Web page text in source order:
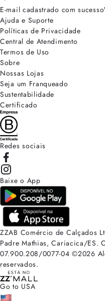
E-mail cadastrado com sucesso
Ajuda e Suporte
Políticas de Privacidade
Central de Atendimento
Termos de Uso
Sobre
Nossas Lojas
Seja um Franqueado
Sustentabilidade
Certificado
Redes sociais
Baixe o App
ZZAB Comércio de Calçados
Padre Mathias, Cariacica/ES.
07.900.208/0077-04 ©2026
reservados.
Go to USA